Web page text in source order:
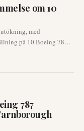
om 10
med
på 10 Boeing 787
denna potentiella affär
och har implikationer
787